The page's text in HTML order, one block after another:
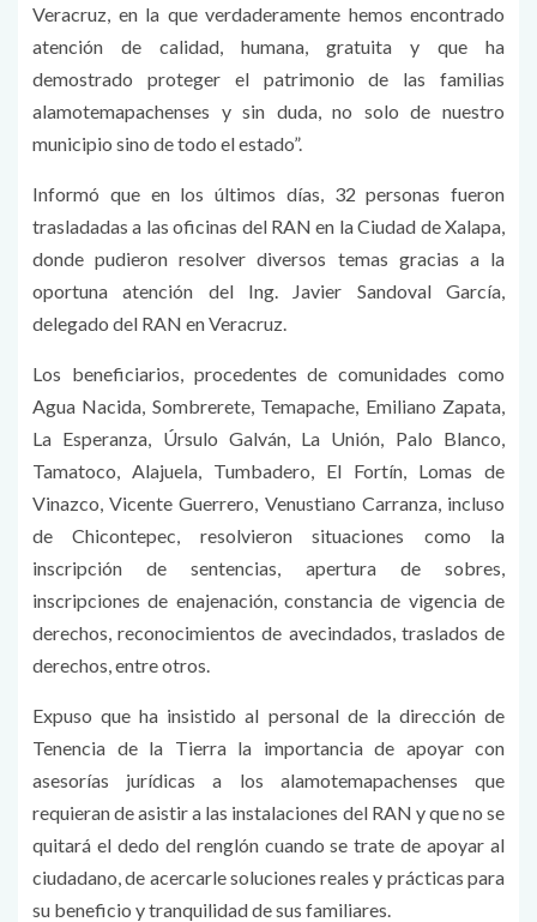
Veracruz, en la que verdaderamente hemos encontrado
atención de calidad, humana, gratuita y que ha
demostrado proteger el patrimonio de las familias
alamotemapachenses y sin duda, no solo de nuestro
municipio sino de todo el estado”.
Informó que en los últimos días, 32 personas fueron
trasladadas a las oficinas del RAN en la Ciudad de Xalapa,
donde pudieron resolver diversos temas gracias a la
oportuna atención del Ing. Javier Sandoval García,
delegado del RAN en Veracruz.
Los beneficiarios, procedentes de comunidades como
Agua Nacida, Sombrerete, Temapache, Emiliano Zapata,
La Esperanza, Úrsulo Galván, La Unión, Palo Blanco,
Tamatoco, Alajuela, Tumbadero, El Fortín, Lomas de
Vinazco, Vicente Guerrero, Venustiano Carranza, incluso
de Chicontepec, resolvieron situaciones como la
inscripción de sentencias, apertura de sobres,
inscripciones de enajenación, constancia de vigencia de
derechos, reconocimientos de avecindados, traslados de
derechos, entre otros.
Expuso que ha insistido al personal de la dirección de
Tenencia de la Tierra la importancia de apoyar con
asesorías jurídicas a los alamotemapachenses que
requieran de asistir a las instalaciones del RAN y que no se
quitará el dedo del renglón cuando se trate de apoyar al
ciudadano, de acercarle soluciones reales y prácticas para
su beneficio y tranquilidad de sus familiares.